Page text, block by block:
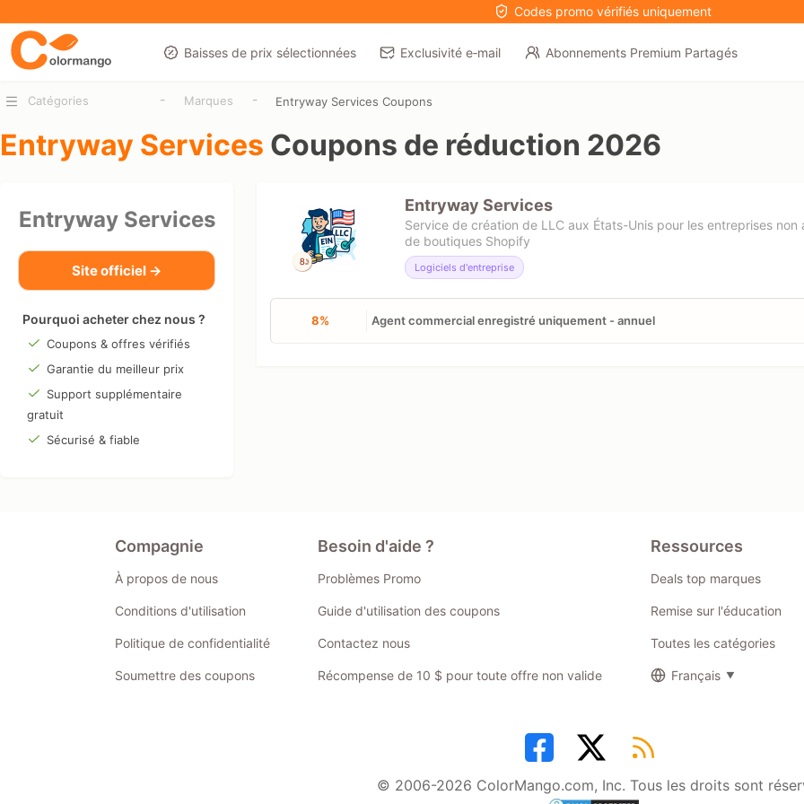
Codes promo vérifiés uniquement
Baisses de prix sélectionnées Exclusivité e‑mail Abonnements Premium Partagés
Catégories - Marques - Entryway Services Coupons
Entryway Services Coupons de réduction 2026
Entryway Services
Site officiel →
Pourquoi acheter chez nous ?
Coupons & offres vérifiés
Garantie du meilleur prix
Support supplémentaire
gratuit
Sécurisé & fiable
Entryway Services
Service de création de LLC aux États-Unis pour les entreprises non
de boutiques Shopify
Logiciels d'entreprise
8% Agent commercial enregistré uniquement - annuel
Compagnie
À propos de nous
Conditions d'utilisation
Politique de confidentialité
Soumettre des coupons
Besoin d'aide ?
Problèmes Promo
Guide d'utilisation des coupons
Contactez nous
Récompense de 10 $ pour toute offre non valide
Ressources
Deals top marques
Remise sur l'éducation
Toutes les catégories
Français
© 2006-2026 ColorMango.com, Inc. Tous les droits sont